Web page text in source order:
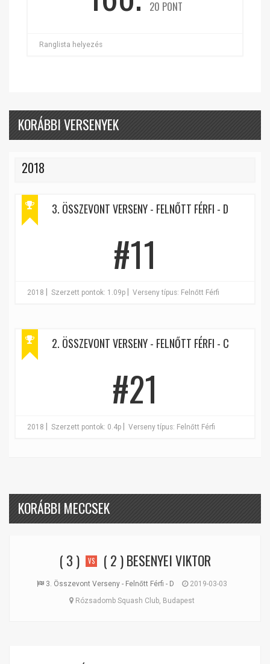
20 PONT
Ranglista helyezés
KORÁBBI VERSENYEK
2018
3. ÖSSZEVONT VERSENY - FELNŐTT FÉRFI - D
#11
2018 Szerzett pontok: 1.09p Verseny típus: Felnőtt Férfi
2. ÖSSZEVONT VERSENY - FELNŐTT FÉRFI - C
#21
2018 Szerzett pontok: 0.4p Verseny típus: Felnőtt Férfi
KORÁBBI MECCSEK
( 3 ) VS ( 2 )BESENYEI VIKTOR
3. Összevont Verseny - Felnőtt Férfi - D
2019-03-03
Rózsadomb Squash Club, Budapest